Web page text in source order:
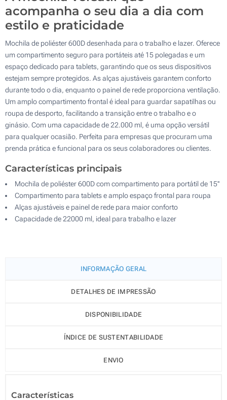
acompanha o seu dia a dia com
estilo e praticidade
Mochila de poliéster 600D desenhada para o trabalho e lazer. Oferece
um compartimento seguro para portáteis até 15 polegadas e um
espaço dedicado para tablets, garantindo que os seus dispositivos
estejam sempre protegidos. As alças ajustáveis garantem conforto
durante todo o dia, enquanto o painel de rede proporciona ventilação.
Um amplo compartimento frontal é ideal para guardar sapatilhas ou
roupa de desporto, facilitando a transição entre o trabalho e o
ginásio. Com uma capacidade de 22.000 ml, é uma opção versátil
para qualquer ocasião. Perfeita para empresas que procuram uma
prenda prática e funcional para os seus colaboradores ou clientes.
Características principais
Mochila de poliéster 600D com compartimento para portátil de 15''
Compartimento para tablets e amplo espaço frontal para roupa
Alças ajustáveis e painel de rede para maior conforto
Capacidade de 22000 ml, ideal para trabalho e lazer
INFORMAÇÃO GERAL
DETALHES DE IMPRESSÃO
DISPONIBILIDADE
ÍNDICE DE SUSTENTABILIDADE
ENVIO
Características